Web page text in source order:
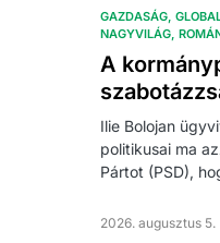
GAZDASÁG
NAGYVILÁG
A
Ilie Bolojan
politikusai ma
Pártot (PSD),
2026. augusztus 5.